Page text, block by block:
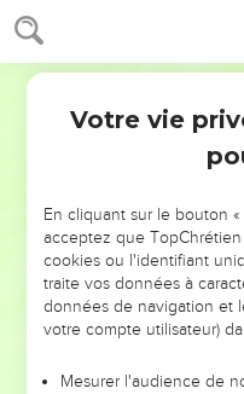
NE MANQUEZ
DE
ET SI LEURS ERREURS
leur foi ou leur vision. Mais
Votre vie
En cliquant sur le bouton
acceptez que
cookies ou l'identifiant
traite vos données à
données de navigation et
votre compte utilisateur)
Mesurer l'audience de